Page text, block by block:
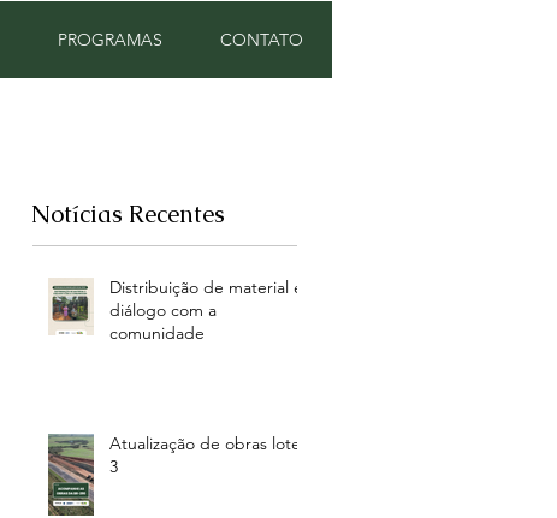
PROGRAMAS CONTATO
Notícias Recentes
Distribuição de material e
diálogo com a
comunidade
Atualização de obras lote
3